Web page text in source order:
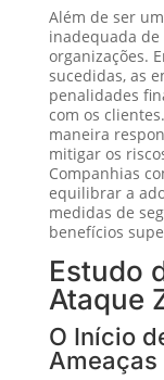
Além de ser
inadequada
organizações.
sucedidas, as
penalidades
com os
maneira
mitigar os
Companhias
equilibrar a
medidas de
benefícios
Estudo
Ataque
O Início